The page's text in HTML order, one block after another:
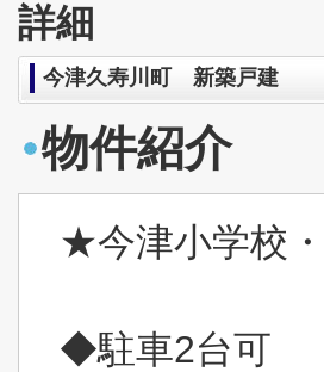
詳細
今津久寿川町 新築戸建
物件紹介
★今津小学校
◆駐車2台可